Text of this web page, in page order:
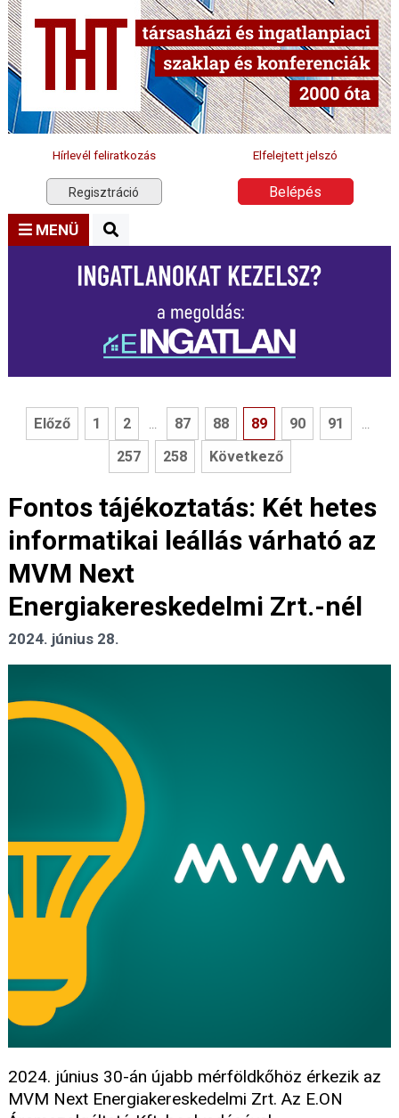
Hírlevél feliratkozás Elfelejtett jelszó
Regisztráció Belépés
MENÜ
Előző 1 2 ... 87 88 89 90 91 ...
257 258 Következő
Fontos tájékoztatás: Két hetes
informatikai leállás várható az
MVM Next
Energiakereskedelmi Zrt.-nél
2024. június 28.
2024. június 30-án újabb mérföldkőhöz érkezik az
MVM Next Energiakereskedelmi Zrt. Az E.ON